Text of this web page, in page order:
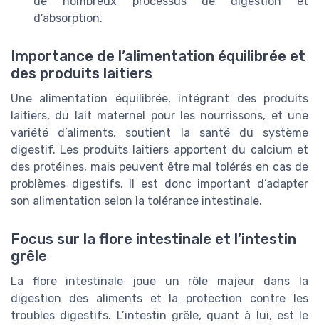
d’absorption.
Importance de l’alimentation équilibrée et
des produits laitiers
Une alimentation équilibrée, intégrant des produits
laitiers, du lait maternel pour les nourrissons, et une
variété d’aliments, soutient la santé du système
digestif. Les produits laitiers apportent du calcium et
des protéines, mais peuvent être mal tolérés en cas de
problèmes digestifs. Il est donc important d’adapter
son alimentation selon la tolérance intestinale.
Focus sur la flore intestinale et l’intestin
grêle
La flore intestinale joue un rôle majeur dans la
digestion des aliments et la protection contre les
troubles digestifs. L’intestin grêle, quant à lui, est le